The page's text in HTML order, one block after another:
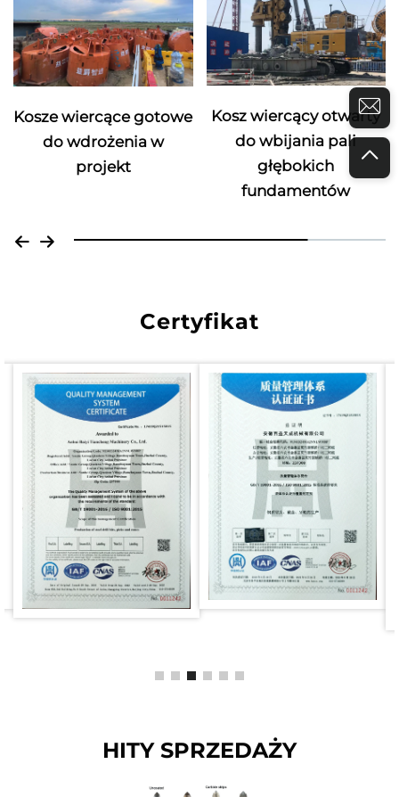
Kosze wiercące gotowe
do wdrożenia w
projekt
Kosz wiercący otwarty
do wbijania pali
głębokich
fundamentów
Certyfikat
HITY SPRZEDAŻY